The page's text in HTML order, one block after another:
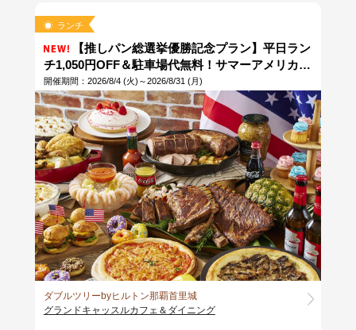
ランチ
【推しパン総選挙優勝記念プラン】平日ラン
チ1,050円OFF＆駐車場代無料！サマーアメリカン
ビュッフェ+ソフトドリンクバー付！※当日13時ま
で予約OK
開催期間：2026/8/4 (火)～2026/8/31 (月)
ダブルツリーbyヒルトン那覇首里城
グランドキャッスルカフェ＆ダイニング